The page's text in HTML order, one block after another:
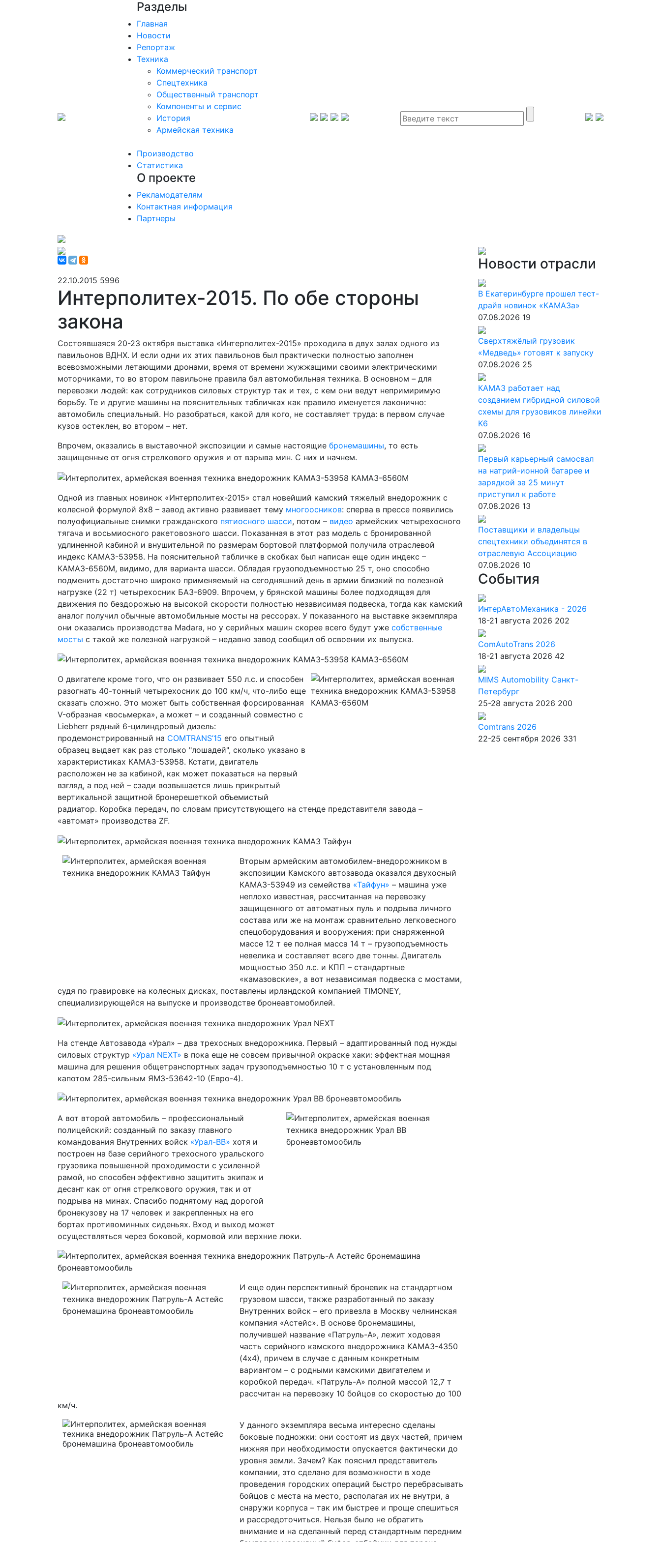
Разделы
Главная
Новости
Репортаж
Техника
Коммерческий транспорт
Спецтехника
Общественный транспорт
Компоненты и сервис
История
Армейская техника
Производство
Статистика
О проекте
Рекламодателям
Контактная информация
Партнеры
22.10.2015 5996
Интерполитех-2015. По обе стороны
закона
Состоявшаяся 20-23 октября выставка «Интерполитех-2015» проходила в двух залах одного из
павильонов ВДНХ. И если одни их этих павильонов был практически полностью заполнен
всевозможными летающими дронами, время от времени жужжащими своими электрическими
моторчиками, то во втором павильоне правила бал автомобильная техника. В основном – для
перевозки людей: как сотрудников силовых структур так и тех, с кем они ведут непримиримую
борьбу. Те и другие машины на пояснительных табличках как правило именуется лаконично:
автомобиль специальный. Но разобраться, какой для кого, не составляет труда: в первом случае
кузов остеклен, во втором – нет.
Впрочем, оказались в выставочной экспозиции и самые настоящие бронемашины, то есть
защищенные от огня стрелкового оружия и от взрыва мин. С них и начнем.
Одной из главных новинок «Интерполитех-2015» стал новейший камский тяжелый внедорожник с
колесной формулой 8х8 – завод активно развивает тему многоосников: сперва в прессе появились
полуофициальные снимки гражданского пятиосного шасси, потом – видео армейских четырехосного
тягача и восьмиосного ракетовозного шасси. Показанная в этот раз модель с бронированной
удлиненной кабиной и внушительной по размерам бортовой платформой получила отраслевой
индекс КАМАЗ-53958. На пояснительной табличке в скобках был написан еще один индекс –
КАМАЗ-6560М, видимо, для варианта шасси. Обладая грузоподъемностью 25 т, оно способно
подменить достаточно широко применяемый на сегодняшний день в армии близкий по полезной
нагрузке (22 т) четырехосник БАЗ-6909. Впрочем, у брянской машины более подходящая для
движения по бездорожью на высокой скорости полностью независимая подвеска, тогда как камский
аналог получил обычные автомобильные мосты на рессорах. У показанного на выставке экземпляра
они оказались производства Madara, но у серийных машин скорее всего будут уже собственные
мосты с такой же полезной нагрузкой – недавно завод сообщил об освоении их выпуска.
О двигателе кроме того, что он развивает 550 л.с. и способен
разогнать 40-тонный четырехосник до 100 км/ч, что-либо еще
сказать сложно. Это может быть собственная форсированная
V-образная «восьмерка», а может – и созданный совместно с
Liebherr рядный 6-цилиндровый дизель:
продемонстрированный на COMTRANS’15 его опытный
образец выдает как раз столько "лошадей", сколько указано в
характеристиках КАМАЗ-53958. Кстати, двигатель
расположен не за кабиной, как может показаться на первый
взгляд, а под ней – сзади возвышается лишь прикрытый
вертикальной защитной бронерешеткой объемистый
радиатор. Коробка передач, по словам присутствующего на стенде представителя завода –
«автомат» производства ZF.
Вторым армейским автомобилем-внедорожником в
экспозиции Камского автозавода оказался двухосный
КАМАЗ-53949 из семейства «Тайфун» – машина уже
неплохо известная, рассчитанная на перевозку
защищенного от автоматных пуль и подрыва личного
состава или же на монтаж сравнительно легковесного
спецоборудования и вооружения: при снаряженной
массе 12 т ее полная масса 14 т – грузоподъемность
невелика и составляет всего две тонны. Двигатель
мощностью 350 л.с. и КПП – стандартные
«камазовские», а вот независимая подвеска с мостами,
судя по гравировке на колесных дисках, поставлены ирландской компанией TIMONEY,
специализирующейся на выпуске и производстве бронеавтомобилей.
На стенде Автозавода «Урал» ­– два трехосных внедорожника. Первый – адаптированный под нужды
силовых структур «Урал NEXT» в пока еще не совсем привычной окраске хаки: эффектная мощная
машина для решения общетранспортных задач грузоподъемностью 10 т с установленным под
капотом 285-сильным ЯМЗ-53642-10 (Евро-4).
А вот второй автомобиль – профессиональный
полицейский: созданный по заказу главного
командования Внутренних войск «Урал-ВВ» хотя и
построен на базе серийного трехосного уральского
грузовика повышенной проходимости с усиленной
рамой, но способен эффективно защитить экипаж и
десант как от огня стрелкового оружия, так и от
подрыва на минах. Спасибо поднятому над дорогой
бронекузову на 17 человек и закрепленных на его
бортах противоминных сиденьях. Вход и выход может
осуществляться через боковой, кормовой или верхние люки.
И еще один перспективный броневик на стандартном
грузовом шасси, также разработанный по заказу
Внутренних войск – его привезла в Москву челнинская
компания «Астейс». В основе бронемашины,
получившей название «Патруль-А», лежит ходовая
часть серийного камского внедорожника КАМАЗ-4350
(4х4), причем в случае с данным конкретным
вариантом – с родными камскими двигателем и
коробкой передач. «Патруль-А» полной массой 12,7 т
рассчитан на перевозку 10 бойцов со скоростью до 100
км/ч.
У данного экземпляра весьма интересно сделаны
боковые подножки: они состоят из двух частей, причем
нижняя при необходимости опускается фактически до
уровня земли. Зачем? Как пояснил представитель
компании, это сделано для возможности в ходе
проведения городских операций быстро перебрасывать
бойцов с места на место, располагая их не внутри, а
снаружи корпуса – так им быстрее и проще спешиться
и рассредоточиться. Нельзя было не обратить
внимание и на сделанный перед стандартным передним
Новости отрасли
В Екатеринбурге прошел тест-
драйв новинок «КАМАЗа»
07.08.2026 19
Сверхтяжёлый грузовик
«Медведь» готовят к запуску
07.08.2026 25
КАМАЗ работает над
созданием гибридной силовой
схемы для грузовиков линейки
К6
07.08.2026 16
Первый карьерный самосвал
на натрий-ионной батарее и
зарядкой за 25 минут
приступил к работе
07.08.2026 13
Поставщики и владельцы
спецтехники объединятся в
отраслевую Ассоциацию
07.08.2026 10
События
ИнтерАвтоМеханика - 2026
18-21 августа 2026 202
ComAutoTrans 2026
18-21 августа 2026 42
MIMS Automobility Санкт-
Петербург
25-28 августа 2026 200
Comtrans 2026
22-25 сентября 2026 331